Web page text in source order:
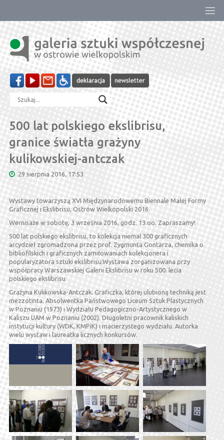
treści
500 lat polskiego ekslibrisu,
granice światła grażyny
kulikowskiej-antczak
29 sierpnia 2016, 17:53
Wystawy towarzyszą XVI Międzynarodowemu Biennale Małej Formy
Graficznej i Ekslibrisu, Ostrów Wielkopolski 2016
Wernisaże w sobotę, 3 września 2016, godz. 13.oo. Zapraszamy!
500 lat polskiego ekslibrisu, to kolekcja niemal 300 graficznych
arcydzieł zgromadzona przez prof. Zygmunta Gontarza, chemika o
bibliofilskich i graficznych zamiłowaniach kolekcjonera i
popularyzatora sztuki ekslibrisu.Wystawa zorganizowana przy
współpracy Warszawskiej Galerii Ekslibrisu w roku 500. lecia
polskiego ekslibrisu
Grażyna Kulikowska-Antczak. Graficzka, której ulubioną techniką jest
mezzotinta. Absolwentka Państwowego Liceum Sztuk Plastycznych
w Poznaniu (1973) i Wydziału Pedagogiczno-Artystycznego w
Kaliszu UAM w Poznaniu (2002). Długoletni pracownik kaliskich
instytucji kultury (WDK, KMPiK) i macierzystego wydziału. Autorka
wielu wystaw i laureatka licznych konkursów.